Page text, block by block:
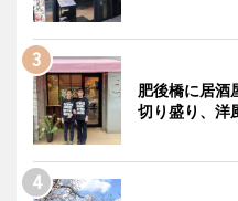
肥後橋に居
切り盛り、洋